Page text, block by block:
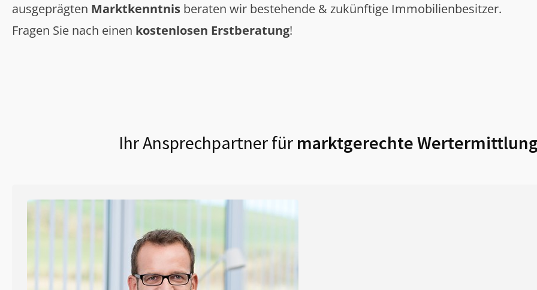
ausgeprägten Marktkenntnis beraten wir bestehende & zukünftige Immobilienbesitzer.
Fragen Sie nach einen kostenlosen Erstberatung!
Ihr Ansprechpartner für marktgerechte